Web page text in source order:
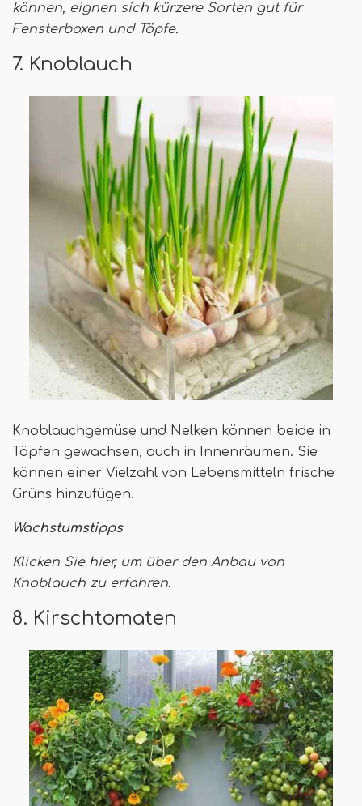
können, eignen sich kürzere Sorten gut für
Fensterboxen und Töpfe.
7. Knoblauch
Knoblauchgemüse und Nelken können beide in
Töpfen gewachsen, auch in Innenräumen. Sie
können einer Vielzahl von Lebensmitteln frische
Grüns hinzufügen.
Wachstumstipps
Klicken Sie hier, um über den Anbau von
Knoblauch zu erfahren.
8. Kirschtomaten